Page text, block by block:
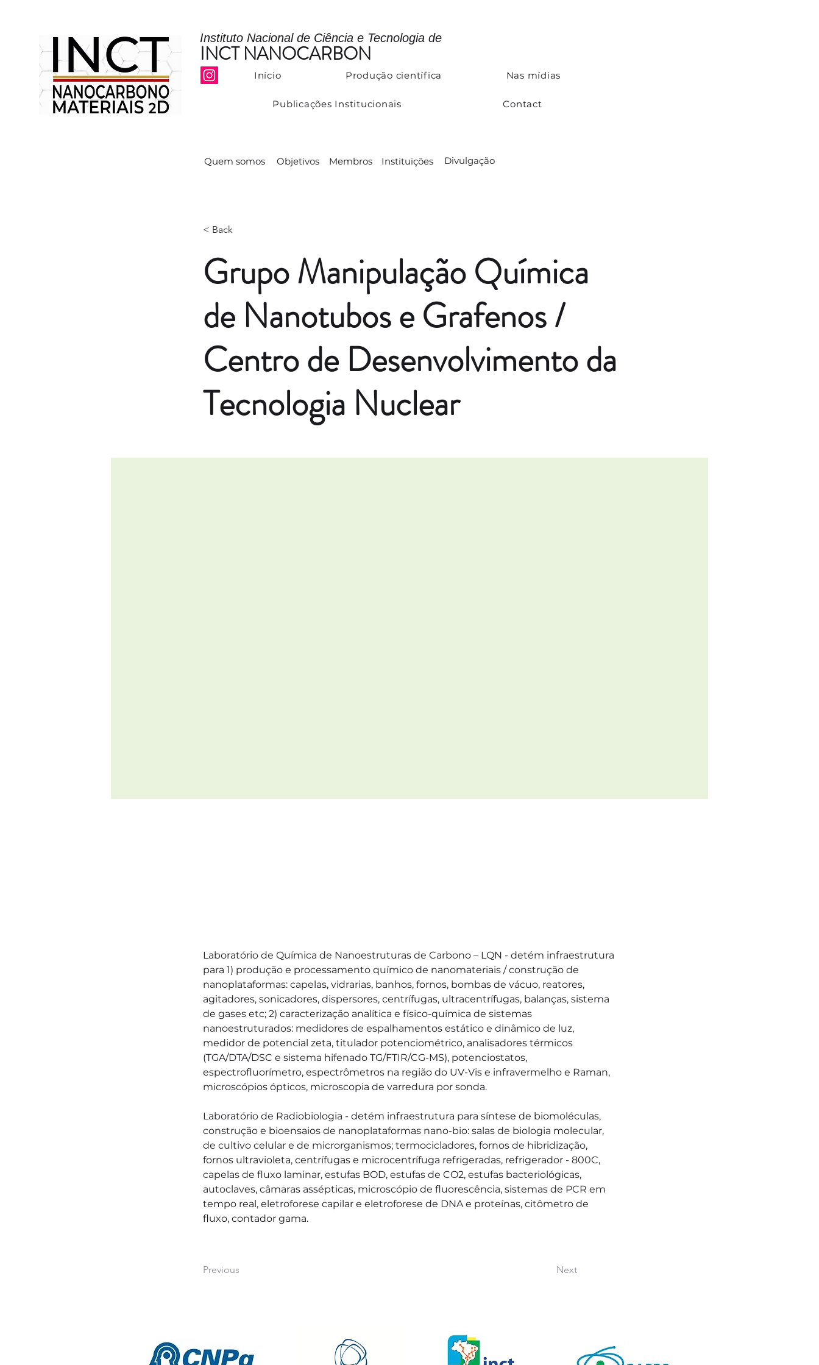
INCT NANOCARBON
Instituto Nacional de Ciência e Tecnologia de
Início Produção científica Nas mídias
Publicações Institucionais Contact
Quem somos Objetivos Membros Instituições Divulgação
< Back
Grupo Manipulação Química
de Nanotubos e Grafenos /
Centro de Desenvolvimento da
Tecnologia Nuclear
Laboratório de Química de Nanoestruturas de Carbono – LQN - detém infraestrutura
para 1) produção e processamento químico de nanomateriais / construção de
nanoplataformas: capelas, vidrarias, banhos, fornos, bombas de vácuo, reatores,
agitadores, sonicadores, dispersores, centrífugas, ultracentrífugas, balanças, sistema
de gases etc; 2) caracterização analítica e físico-química de sistemas
nanoestruturados: medidores de espalhamentos estático e dinâmico de luz,
medidor de potencial zeta, titulador potenciométrico, analisadores térmicos
(TGA/DTA/DSC e sistema hifenado TG/FTIR/CG-MS), potenciostatos,
espectrofluorímetro, espectrômetros na região do UV-Vis e infravermelho e Raman,
microscópios ópticos, microscopia de varredura por sonda.
Laboratório de Radiobiologia - detém infraestrutura para síntese de biomoléculas,
construção e bioensaios de nanoplataformas nano-bio: salas de biologia molecular,
de cultivo celular e de microrganismos; termocicladores, fornos de hibridização,
fornos ultravioleta, centrífugas e microcentrífuga refrigeradas, refrigerador - 800C,
capelas de fluxo laminar, estufas BOD, estufas de CO2, estufas bacteriológicas,
autoclaves, câmaras assépticas, microscópio de fluorescência, sistemas de PCR em
tempo real, eletroforese capilar e eletroforese de DNA e proteínas, citômetro de
fluxo, contador gama.
Previous Next